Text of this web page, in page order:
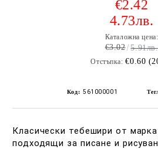
€2.42
4.73лв.
Каталожна цена:
€3.02 5.91лв.
Отстъпка: €0.60
Код: 561000001
Класически тебешири от
подходящи за писане и